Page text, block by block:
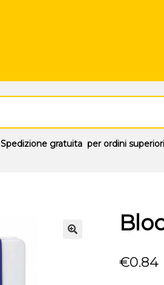
Spedizione gratuitaper ordini
€0.84